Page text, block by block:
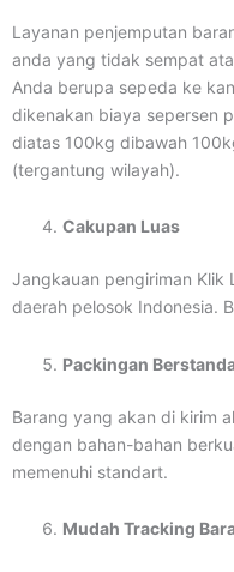
Layanan penjemputan
anda yang tidak sempat
Anda berupa sepeda ke
dikenakan biaya sepersen
diatas 100kg dibawah
(tergantung wilayah).
Cakupan Luas
Jangkauan pengiriman Klik
daerah pelosok Indonesia.
Packingan
Barang yang akan di kirim
dengan bahan-bahan
memenuhi standart.
Mudah Tracking